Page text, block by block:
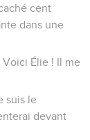
cent
dans une
Voici Élie ! Il me
suis le
devant